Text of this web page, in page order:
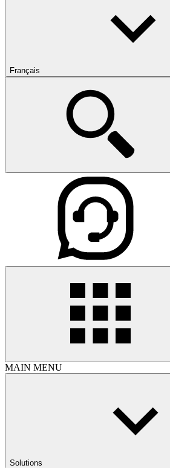
Français
MAIN MENU
Solutions